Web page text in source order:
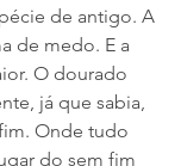
de antigo. A
de medo. E a
O dourado
já que sabia,
Onde tudo
do sem fim